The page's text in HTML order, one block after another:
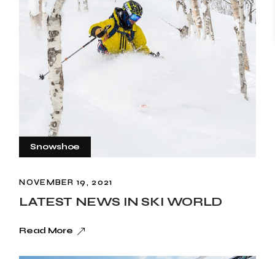
Snowshoe
NOVEMBER 19, 2021
LATEST NEWS IN SKI WORLD
Read More